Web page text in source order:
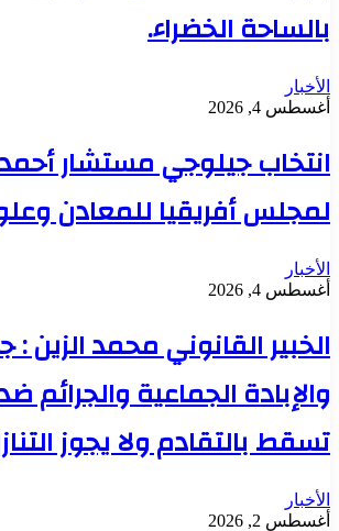
بالساحة الخضراء.
الأخبار
أغسطس 4, 2026
انتخاب جيلوجي مستشار
لمجلس أفريقيا للمعادن
الأخبار
أغسطس 4, 2026
الخبير القانوني محمد الزين :
والإبادة الجماعية والجرائم
تسقط بالتقادم ولا يجوز
الأخبار
أغسطس 2, 2026